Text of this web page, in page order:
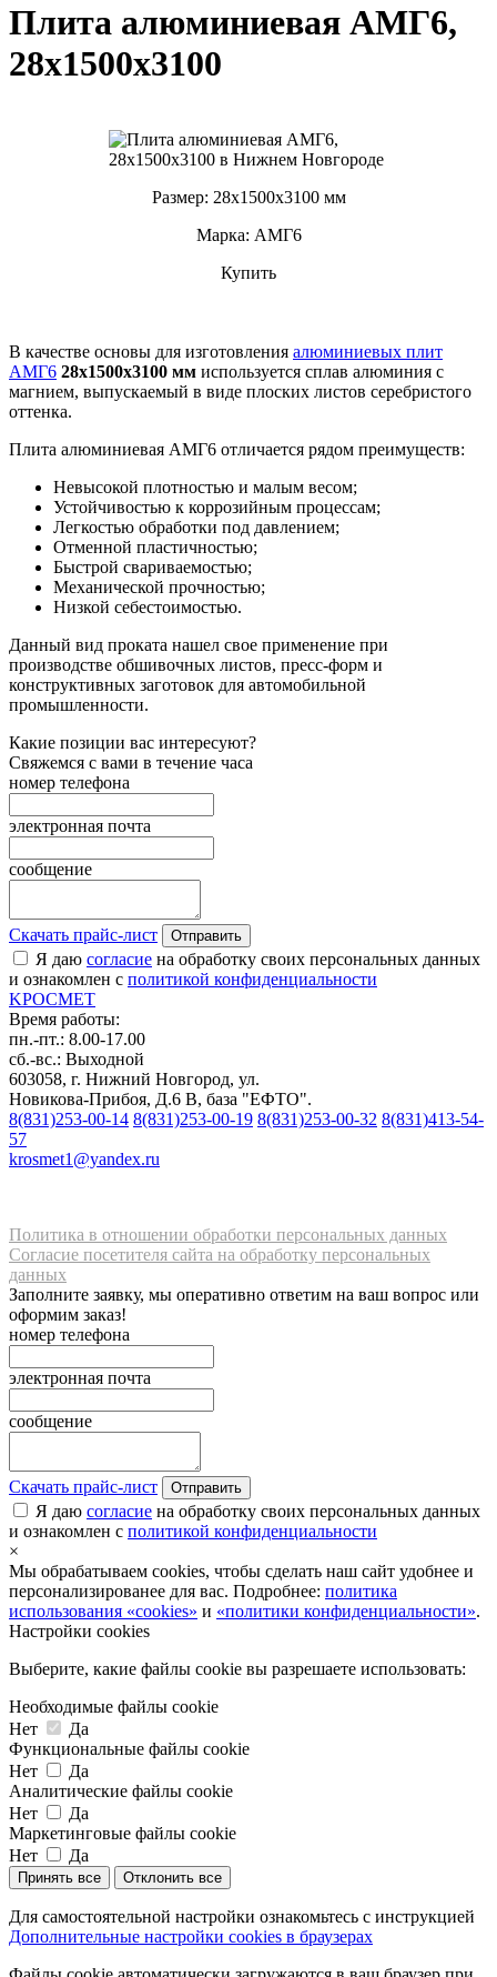
Плита алюминиевая АМГ6,
28х1500х3100
Размер: 28х1500х3100 мм
Марка: АМГ6
Купить
В качестве основы для изготовления алюминиевых плит
АМГ6 28х1500х3100 мм используется сплав алюминия с
магнием, выпускаемый в виде плоских листов серебристого
оттенка.
Плита алюминиевая АМГ6 отличается рядом преимуществ:
Невысокой плотностью и малым весом;
Устойчивостью к коррозийным процессам;
Легкостью обработки под давлением;
Отменной пластичностью;
Быстрой свариваемостью;
Механической прочностью;
Низкой себестоимостью.
Данный вид проката нашел свое применение при
производстве обшивочных листов, пресс-форм и
конструктивных заготовок для автомобильной
промышленности.
Какие позиции вас интересуют?
Свяжемся с вами в течение часа
номер телефона
электронная почта
сообщение
Скачать прайс-лист Отправить
Я даю согласие на обработку своих персональных данных
и ознакомлен с политикой конфиденциальности
KРОСМЕТ
Время работы:
пн.-пт.: 8.00-17.00
сб.-вс.: Выходной
603058, г. Нижний Новгород, ул.
Новикова-Прибоя, Д.6 В, база "ЕФТО".
8(831)253-00-14 8(831)253-00-19 8(831)253-00-32 8(831)413-54-
57
krosmet1@yandex.ru
Политика в отношении обработки персональных данных
Согласие посетителя сайта на обработку персональных
данных
Заполните заявку, мы оперативно ответим на ваш вопрос или
оформим заказ!
номер телефона
электронная почта
сообщение
Скачать прайс-лист Отправить
Я даю согласие на обработку своих персональных данных
и ознакомлен с политикой конфиденциальности
×
Мы обрабатываем cookies, чтобы сделать наш сайт удобнее и
персонализированее для вас. Подробнее: политика
использования «cookies» и «политики конфиденциальности».
Настройки cookies
Выберите, какие файлы cookie вы разрешаете использовать:
Необходимые файлы cookie
Нет
Да
Функциональные файлы cookie
Нет
Да
Аналитические файлы cookie
Нет
Да
Маркетинговые файлы cookie
Нет
Да
Принять все Отклонить все
Для самостоятельной настройки ознакомьтесь с инструкцией
Дополнительные настройки cookies в браузерах